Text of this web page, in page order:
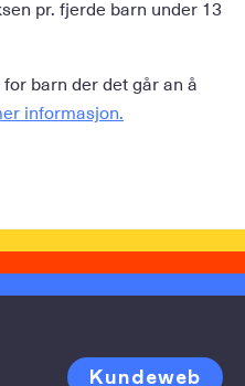
pr. fjerde barn under 13
barn der det går an å
informasjon.
Kundeweb